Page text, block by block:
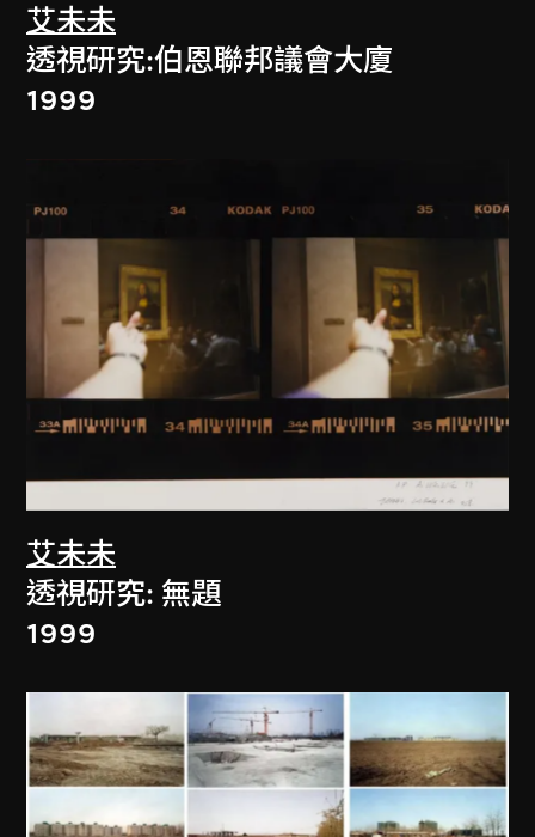
艾未未
透視研究:伯恩聯邦議會大廈
1999
艾未未
透視研究: 無題
1999